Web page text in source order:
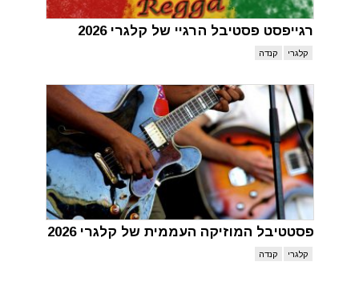
רגייפסט פסטיבל הרגיי של קלגרי 2026
קלגרי קנדה
פסטטיבל המוזיקה העממית של קלגרי 2026
קלגרי קנדה